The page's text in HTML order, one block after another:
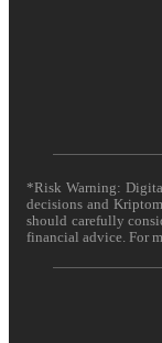
*Risk Warning:
decisions and
should carefully
financial advice. For